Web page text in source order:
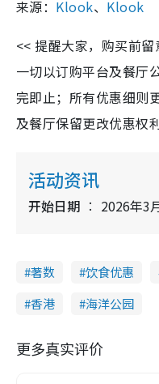
来源： Klook、 Klook
<< 提醒大家，购买前留
一切以订购平台及餐厅
完即止；所有优惠细则
及餐厅保留更改优惠权
活动资讯
开始日期 2026年3
著数 饮食优惠
香港
海洋公园
更多真实评价